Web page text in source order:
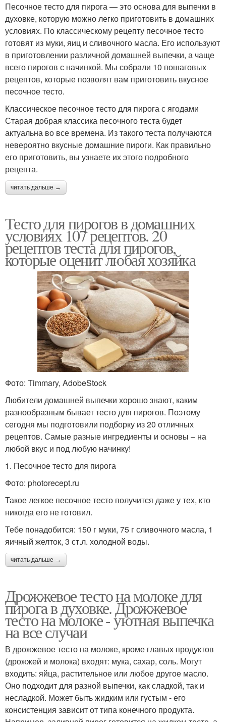
Песочное тесто для пирога — это основа для выпечки в
духовке, которую можно легко приготовить в домашних
условиях. По классическому рецепту песочное тесто
готовят из муки, яиц и сливочного масла. Его используют
в приготовлении различной домашней выпечки, а чаще
всего пирогов с начинкой. Мы собрали 10 пошаговых
рецептов, которые позволят вам приготовить вкусное
песочное тесто.
Классическое песочное тесто для пирога с ягодами
Старая добрая классика песочного теста будет
актуальна во все времена. Из такого теста получаются
невероятно вкусные домашние пироги. Как правильно
его приготовить, вы узнаете их этого подробного
рецепта.
читать дальше →
Тесто для пирогов в домашних
условиях 107 рецептов. 20
рецептов теста для пирогов,
которые оценит любая хозяйка
Фото: Timmary, AdobeStock
Любители домашней выпечки хорошо знают, каким
разнообразным бывает тесто для пирогов. Поэтому
сегодня мы подготовили подборку из 20 отличных
рецептов. Самые разные ингредиенты и основы – на
любой вкус и под любую начинку!
1. Песочное тесто для пирога
Фото: photorecept.ru
Такое легкое песочное тесто получится даже у тех, кто
никогда его не готовил.
Тебе понадобится: 150 г муки, 75 г сливочного масла, 1
яичный желток, 3 ст.л. холодной воды.
читать дальше →
Дрожжевое тесто на молоке для
пирога в духовке. Дрожжевое
тесто на молоке - уютная выпечка
на все случаи
В дрожжевое тесто на молоке, кроме главых продуктов
(дрожжей и молока) входят: мука, сахар, соль. Могут
входить: яйца, растительное или любое другое масло.
Оно подходит для разной выпечки, как сладкой, так и
несладкой. Может быть жидким или густым - его
консистенция зависит от типа конечного продукта.